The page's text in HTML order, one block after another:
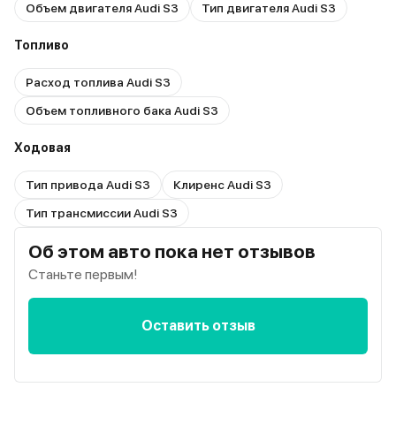
Объем двигателя Audi S3 Тип двигателя Audi S3
Топливо
Расход топлива Audi S3
Объем топливного бака Audi S3
Ходовая
Тип привода Audi S3
Клиренс Audi S3
Тип трансмиссии Audi S3
Об этом авто пока нет отзывов
Станьте первым!
Оставить отзыв